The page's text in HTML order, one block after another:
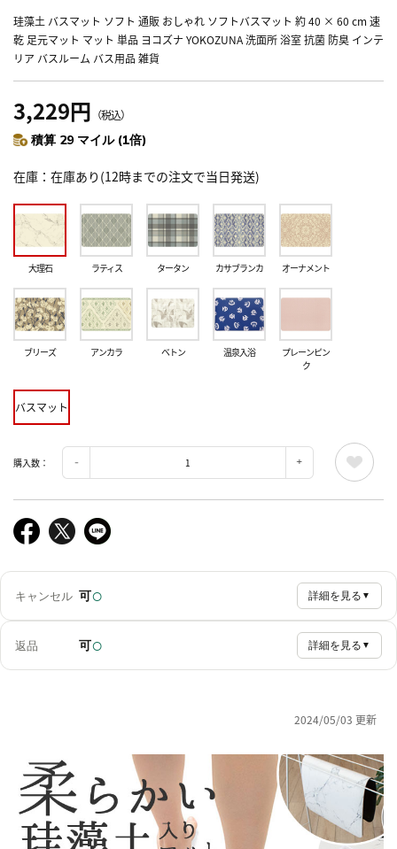
珪藻土 バスマット ソフト 通販 おしゃれ ソフトバスマット 約 40 × 60 cm 速
乾 足元マット マット 単品 ヨコズナ YOKOZUNA 洗面所 浴室 抗菌 防臭 インテ
リア バスルーム バス用品 雑貨
3,229円 （税込）
積算 29 マイル (1倍)
在庫 在庫あり(12時までの注文で当日発送)
大理石 ラティス タータン カサブランカ オーナメント
ブリーズ アンカラ ベトン 温泉入浴
プレーンピン
ク
バスマット
購入数：
キャンセル 可○ 詳細を見る ▼
返品 可○ 詳細を見る ▼
2024/05/03 更新